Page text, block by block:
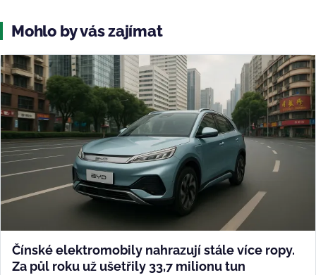
Mohlo by vás zajímat
Čínské elektromobily nahrazují stále více ropy.
Za půl roku už ušetřily 33,7 milionu tun